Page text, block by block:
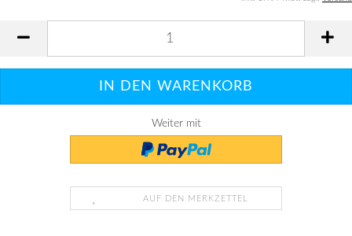
Weiter mit
AUF DEN MERKZETTEL